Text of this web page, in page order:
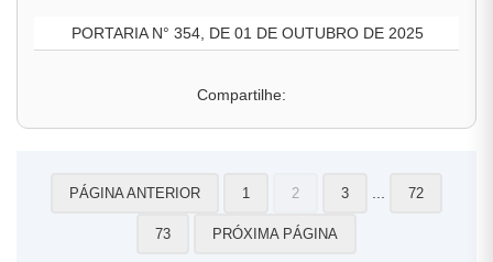
PORTARIA N° 354, DE 01 DE OUTUBRO DE 2025
Compartilhe:
PÁGINA ANTERIOR 1 2 3 72
73 PRÓXIMA PÁGINA